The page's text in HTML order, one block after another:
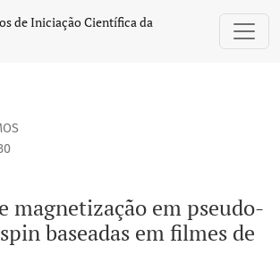
em pseudo-válvulas de spin
de Iniciação Científica da
magnetização em pseudo-
baseadas em filmes de